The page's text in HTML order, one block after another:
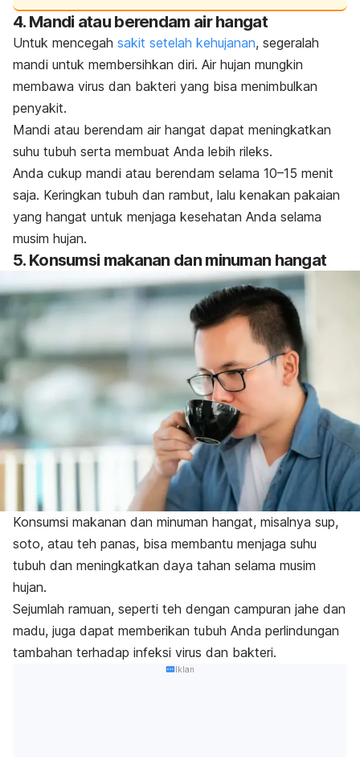
4. Mandi atau berendam air hangat
Untuk mencegah sakit setelah kehujanan, segeralah
mandi untuk membersihkan diri. Air hujan mungkin
membawa virus dan bakteri yang bisa menimbulkan
penyakit.
Mandi atau berendam air hangat dapat meningkatkan
suhu tubuh serta membuat Anda lebih rileks.
Anda cukup mandi atau berendam selama 10–15 menit
saja. Keringkan tubuh dan rambut, lalu kenakan pakaian
yang hangat untuk menjaga kesehatan Anda selama
musim hujan.
5. Konsumsi makanan dan minuman hangat
Konsumsi makanan dan minuman hangat, misalnya sup,
soto, atau teh panas, bisa membantu menjaga suhu
tubuh dan meningkatkan daya tahan selama musim
hujan.
Sejumlah ramuan, seperti teh dengan campuran jahe dan
madu, juga dapat memberikan tubuh Anda perlindungan
tambahan terhadap infeksi virus dan bakteri.
Iklan